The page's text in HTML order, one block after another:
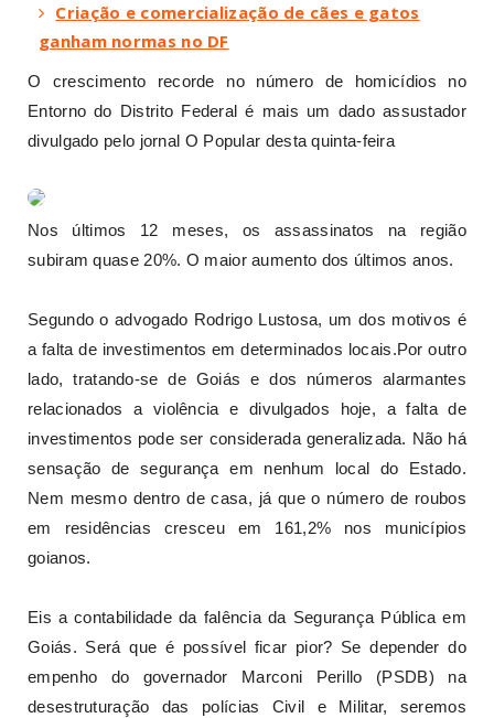
Criação e comercialização de cães e gatos
ganham normas no DF
O crescimento recorde no número de homicídios no
Entorno do Distrito Federal é mais um dado assustador
divulgado pelo jornal O Popular desta quinta-feira
Nos últimos 12 meses, os assassinatos na região
subiram quase 20%. O maior aumento dos últimos anos.
Segundo o advogado Rodrigo Lustosa, um dos motivos é
a falta de investimentos em determinados locais.Por outro
lado, tratando-se de Goiás e dos números alarmantes
relacionados a violência e divulgados hoje, a falta de
investimentos pode ser considerada generalizada. Não há
sensação de segurança em nenhum local do Estado.
Nem mesmo dentro de casa, já que o número de roubos
em residências cresceu em 161,2% nos municípios
goianos.
Eis a contabilidade da falência da Segurança Pública em
Goiás. Será que é possível ficar pior? Se depender do
empenho do governador Marconi Perillo (PSDB) na
desestruturação das polícias Civil e Militar, seremos